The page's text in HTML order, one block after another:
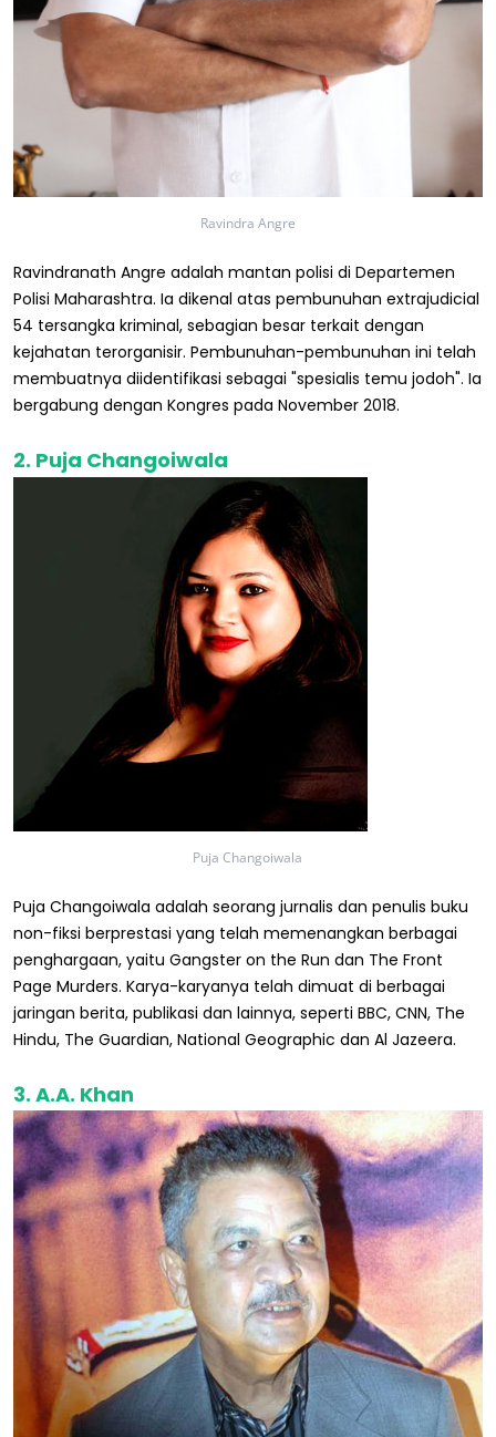
Ravindra Angre
Ravindranath Angre adalah mantan polisi di Departemen
Polisi Maharashtra. Ia dikenal atas pembunuhan extrajudicial
54 tersangka kriminal, sebagian besar terkait dengan
kejahatan terorganisir. Pembunuhan-pembunuhan ini telah
membuatnya diidentifikasi sebagai "spesialis temu jodoh". Ia
bergabung dengan Kongres pada November 2018.
2. Puja Changoiwala
Puja Changoiwala
Puja Changoiwala adalah seorang jurnalis dan penulis buku
non-fiksi berprestasi yang telah memenangkan berbagai
penghargaan, yaitu Gangster on the Run dan The Front
Page Murders. Karya-karyanya telah dimuat di berbagai
jaringan berita, publikasi dan lainnya, seperti BBC, CNN, The
Hindu, The Guardian, National Geographic dan Al Jazeera.
3. A.A. Khan